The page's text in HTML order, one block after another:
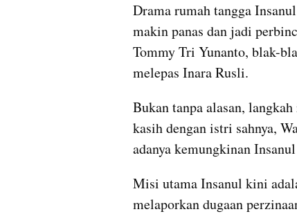
Drama rumah tangga
makin panas dan jadi
Tommy Tri Yunanto, blak-
melepas Inara Rusli.
Bukan tanpa alasan,
kasih dengan istri sahnya,
adanya kemungkinan
Misi utama Insanul kini
melaporkan dugaan